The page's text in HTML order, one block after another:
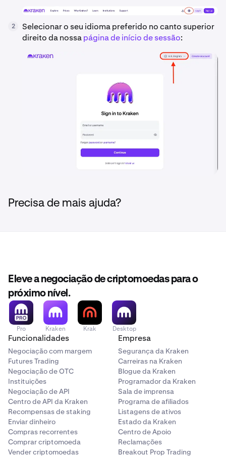
2
Selecionar o seu idioma preferido no canto superior
direito da nossapágina de início de sessão:
Precisa de mais ajuda?
Eleve a negociação de criptomoedas para o
próximo nível.
Pro Kraken Krak Desktop
Funcionalidades
Negociação com margem
Futures Trading
Negociação de OTC
Instituições
Negociação de API
Centro de API da Kraken
Recompensas de staking
Enviar dinheiro
Compras recorrentes
Comprar criptomoeda
Vender criptomoedas
Empresa
Segurança da Kraken
Carreiras na Kraken
Blogue da Kraken
Programador da Kraken
Sala de imprensa
Programa de afiliados
Listagens de ativos
Estado da Kraken
Centro de Apoio
Reclamações
Breakout Prop Trading